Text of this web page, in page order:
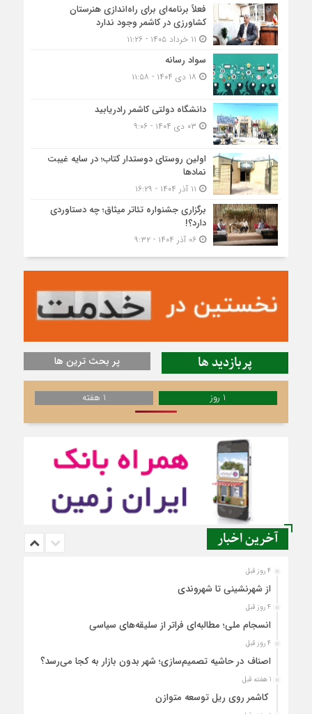
فعلاً برنامه‌ای برای راه‌اندازی هنرستان
کشاورزی در کاشمر وجود ندارد
سواد رسانه
دانشگاه دولتی کاشمر‌ رادریابید
اولین روستای دوستدار کتاب؛ در سایه غیبت
نمادها
برگزاری جشنواره تئاتر میثاق؛ چه دستاوردی
دارد؟!
۰۶ آذر ۱۴۰۴ - ۹:۳۲
پربازدید ها پر بحث ترین ها
1 روز 1 هفته
آخرین اخبار
4 روز قبل
از شهرنشینی تا شهروندی
4 روز قبل
انسجام ملی؛ مطالبه‌ای فراتر از سلیقه‌های سیاسی
4 روز قبل
اصناف در حاشیه تصمیم‌سازی؛ شهر بدون بازار به کجا می‌رسد؟
1 هفته قبل
کاشمر روی ریل توسعه متوازن